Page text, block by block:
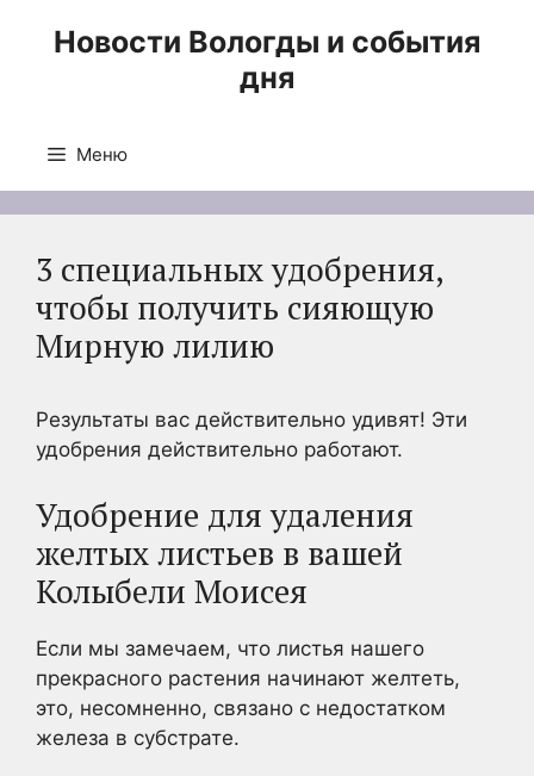
Новости Вологды и события
дня
Меню
3 специальных удобрения,
чтобы получить сияющую
Мирную лилию
Результаты вас действительно удивят! Эти
удобрения действительно работают.
Удобрение для удаления
желтых листьев в вашей
Колыбели Моисея
Если мы замечаем, что листья нашего
прекрасного растения начинают желтеть,
это, несомненно, связано с недостатком
железа в субстрате.